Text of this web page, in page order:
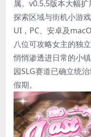
属。v0.5.5版本大幅
探索区域与街机小游
UI，PC、安卓及
八位可攻略女主的独
悄悄渗透进日常的小
园SLG赛道已确立统
假期。